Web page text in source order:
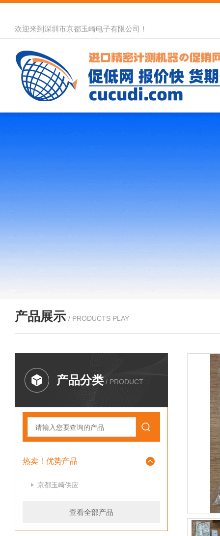
欢迎来到深圳市京都玉崎电子有限公司！
产品展示 / PRODUCTS PLAY
产品分类 / PRODUCT
热卖！优势产品
京都玉崎供应
查看全部产品